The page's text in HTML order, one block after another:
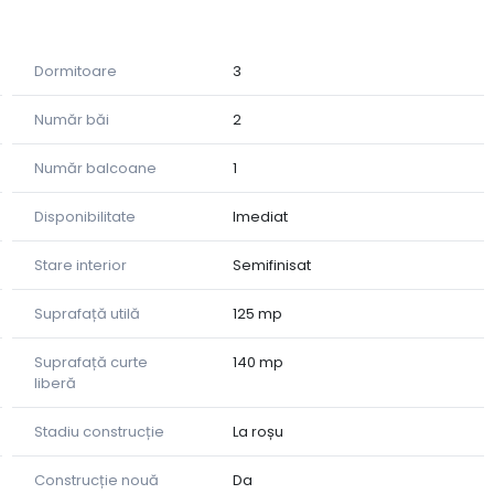
unui loc de joacă pentru copii sau a unui spațiu verde
pentru a răspunde nevoilor unei familii
vizionări, nu ezitați să ne contactați!
Dormitoare 3
Număr băi 2
Număr balcoane 1
Disponibilitate Imediat
Stare interior Semifinisat
Suprafață utilă 125 mp
Suprafață curte
liberă
140 mp
Stadiu construcție La roșu
Construcție nouă Da